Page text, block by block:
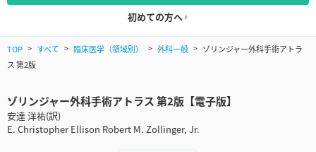
初めての方へ
TOP すべて 臨床医学（領域別） 外科一般
ゾリンジャー外科手術アトラ
ス 第2版
ゾリンジャー外科手術アトラス 第2版【電子版】
安達 洋祐(訳)
E. Christopher Ellison Robert M. Zollinger, Jr.